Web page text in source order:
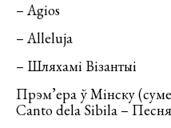
– Agios
– Alleluja
– Шляхамі Візантыі
Прэм’ера ў Мінску
Canto dela Sibila –